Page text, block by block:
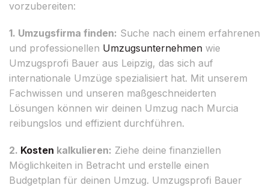
vorzubereiten:
1. Umzugsfirma finden: Suche nach einem erfahrenen
und professionellen Umzugsunternehmen wie
Umzugsprofi Bauer aus Leipzig, das sich auf
internationale Umzüge spezialisiert hat. Mit unserem
Fachwissen und unseren maßgeschneiderten
Lösungen können wir deinen Umzug nach Murcia
reibungslos und effizient durchführen.
2. Kosten kalkulieren: Ziehe deine finanziellen
Möglichkeiten in Betracht und erstelle einen
Budgetplan für deinen Umzug. Umzugsprofi Bauer